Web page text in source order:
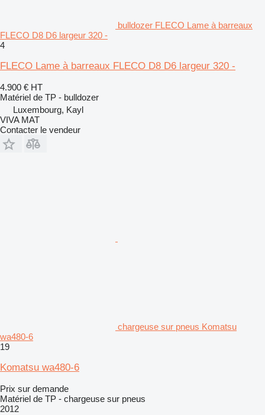
bulldozer FLECO Lame à barreaux
FLECO D8 D6 largeur 320 -
4
FLECO Lame à barreaux FLECO D8 D6 largeur 320 -
4.900 € HT
Matériel de TP - bulldozer
Luxembourg, Kayl
VIVA MAT
Contacter le vendeur
chargeuse sur pneus Komatsu
wa480-6
19
Komatsu wa480-6
Prix sur demande
Matériel de TP - chargeuse sur pneus
2012